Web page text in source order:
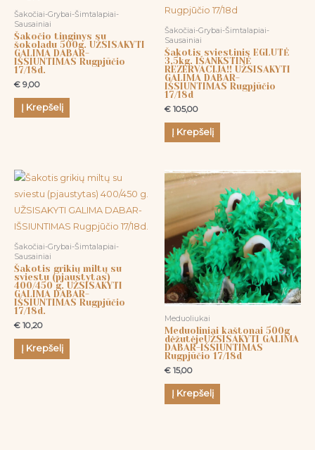
Šakočiai-Grybai-Šimtalapiai-
Sausainiai
Šakočio tinginys su
šokoladu 500g. UŽSISAKYTI
GALIMA DABAR-
IŠSIUNTIMAS Rugpjūčio
17/18d.
€ 9,00
Į Krepšelį
Šakočiai-Grybai-Šimtalapiai-
Sausainiai
Šakotis sviestinis EGLUTĖ
3,5kg. IŠANKSTINĖ
REZERVACIJA!! UŽSISAKYTI
GALIMA DABAR-
IŠSIUNTIMAS Rugpjūčio
17/18d
€ 105,00
Į Krepšelį
Šakočiai-Grybai-Šimtalapiai-
Sausainiai
Šakotis grikių miltų su
sviestu (pjaustytas)
400/450 g. UŽSISAKYTI
GALIMA DABAR-
IŠSIUNTIMAS Rugpjūčio
17/18d.
€ 10,20
Į Krepšelį
Meduoliukai
Meduoliniai kaštonai 500g
dėžutėjeUŽSISAKYTI GALIMA
DABAR-IŠSIUNTIMAS
Rugpjūčio 17/18d
€ 15,00
Į Krepšelį